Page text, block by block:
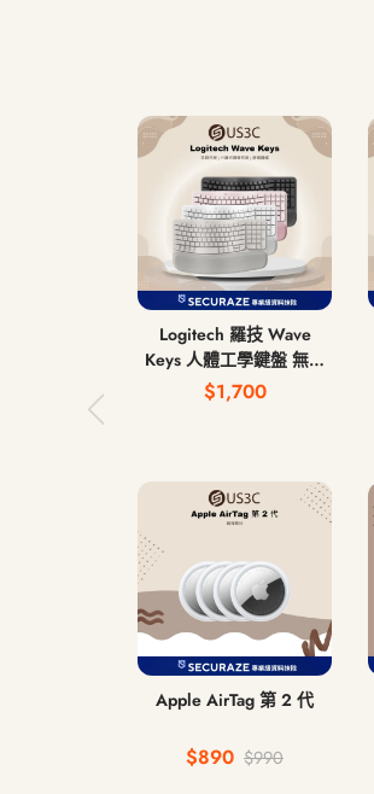
Logitech 羅技 Wave
Keys 人體工學鍵盤 無線
鍵盤
$1,700
Apple AirTag 第 2 代
$890 $990